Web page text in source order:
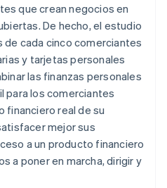
que crean negocios en
De hecho, el estudio
cada cinco comerciantes
y tarjetas personales
las finanzas personales
para los comerciantes
financiero real de su
mejor sus
a un producto financiero
a poner en marcha, dirigir y